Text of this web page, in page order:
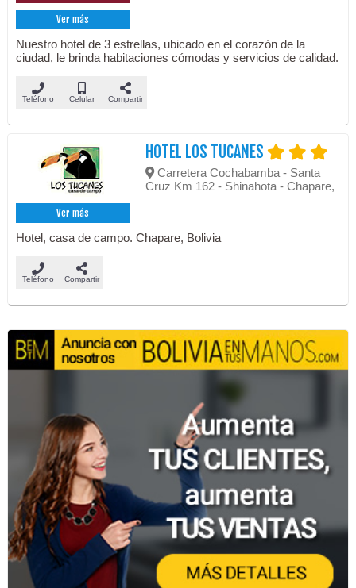
Ver más
Nuestro hotel de 3 estrellas, ubicado en el corazón de la
ciudad, le brinda habitaciones cómodas y servicios de calidad.
Teléfono Celular Compartir
Ver más
HOTEL LOS TUCANES
Carretera Cochabamba - Santa
Cruz Km 162 - Shinahota - Chapare,
Hotel, casa de campo. Chapare, Bolivia
Teléfono Compartir